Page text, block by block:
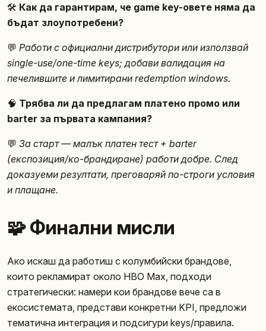
🛠️ Как да гарантирам, че game key-овете няма да
бъдат злоупотребени?
💬 Работи с официални дистрибутори или използвай
single-use/one-time keys; добави валидация на
печелившите и лимитирани redemption windows.
🧠 Трябва ли да предлагам платено промо или
barter за първата кампания?
💬 За старт — малък платен тест + barter
(експозиция/ко-брандиране) работи добре. След
доказуеми резултати, преговаряй по-строги условия
и плащане.
🧩 Финални мисли
Ако искаш да работиш с колумбийски брандове,
които рекламират около HBO Max, подходи
стратегически: намери кои брандове вече са в
екосистемата, представи конкретни KPI, предложи
тематична интеграция и подсигури keys/правила.